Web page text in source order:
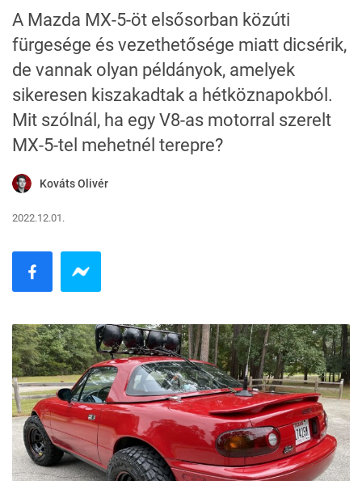
A Mazda MX-5-öt elsősorban közúti
fürgesége és vezethetősége miatt dicsérik,
de vannak olyan példányok, amelyek
sikeresen kiszakadtak a hétköznapokból.
Mit szólnál, ha egy V8-as motorral szerelt
MX-5-tel mehetnél terepre?
Kováts Olivér
2022.12.01.